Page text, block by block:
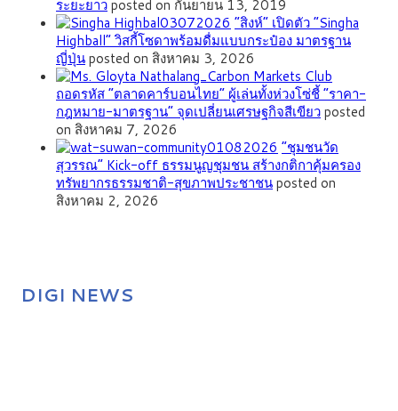
ระยะยาวposted on กันยายน 13, 2019
“สิงห์” เปิดตัว “Singha
Highball” วิสกี้โซดาพร้อมดื่มแบบกระป๋อง มาตรฐาน
ญี่ปุ่นposted on สิงหาคม 3, 2026
ถอดรหัส “ตลาดคาร์บอนไทย” ผู้เล่นทั้งห่วงโซ่ชี้ “ราคา-
กฎหมาย-มาตรฐาน” จุดเปลี่ยนเศรษฐกิจสีเขียวposted
on สิงหาคม 7, 2026
”ชุมชนวัด
สุวรรณ” Kick-off ธรรมนูญชุมชน สร้างกติกาคุ้มครอง
ทรัพยากรธรรมชาติ-สุขภาพประชาชนposted on
สิงหาคม 2, 2026
DIGI NEWS